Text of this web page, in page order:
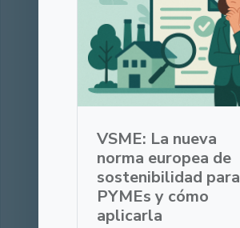
VSME: La nueva
norma europea de
sostenibilidad para
PYMEs y cómo
aplicarla